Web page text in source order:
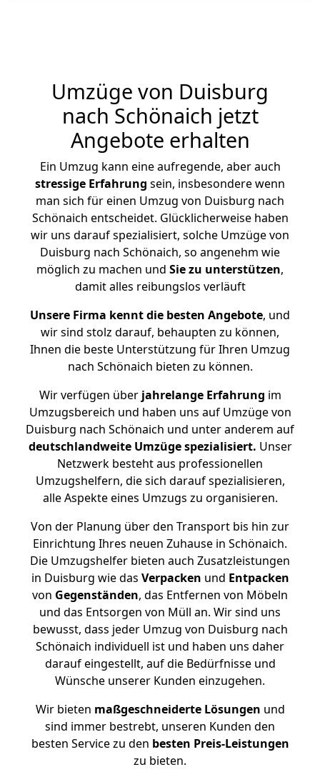
Umzüge von Duisburg
nach Schönaich jetzt
Angebote erhalten
Ein Umzug kann eine aufregende, aber auch
stressige Erfahrung sein, insbesondere wenn
man sich für einen Umzug von Duisburg nach
Schönaich entscheidet. Glücklicherweise haben
wir uns darauf spezialisiert, solche Umzüge von
Duisburg nach Schönaich, so angenehm wie
möglich zu machen und Sie zu unterstützen,
damit alles reibungslos verläuft
Unsere Firma kennt die besten Angebote, und
wir sind stolz darauf, behaupten zu können,
Ihnen die beste Unterstützung für Ihren Umzug
nach Schönaich bieten zu können.
Wir verfügen überjahrelange Erfahrung im
Umzugsbereich und haben uns auf Umzüge von
Duisburg nach Schönaich und unter anderem auf
deutschlandweite Umzüge spezialisiert. Unser
Netzwerk besteht aus professionellen
Umzugshelfern, die sich darauf spezialisieren,
alle Aspekte eines Umzugs zu organisieren.
Von der Planung über den Transport bis hin zur
Einrichtung Ihres neuen Zuhause in Schönaich.
Die Umzugshelfer bieten auch Zusatzleistungen
in Duisburg wie das Verpacken und Entpacken
von Gegenständen, das Entfernen von Möbeln
und das Entsorgen von Müll an. Wir sind uns
bewusst, dass jeder Umzug von Duisburg nach
Schönaich individuell ist und haben uns daher
darauf eingestellt, auf die Bedürfnisse und
Wünsche unserer Kunden einzugehen.
Wir bieten maßgeschneiderte Lösungen und
sind immer bestrebt, unseren Kunden den
besten Service zu den besten Preis-Leistungen
zu bieten.